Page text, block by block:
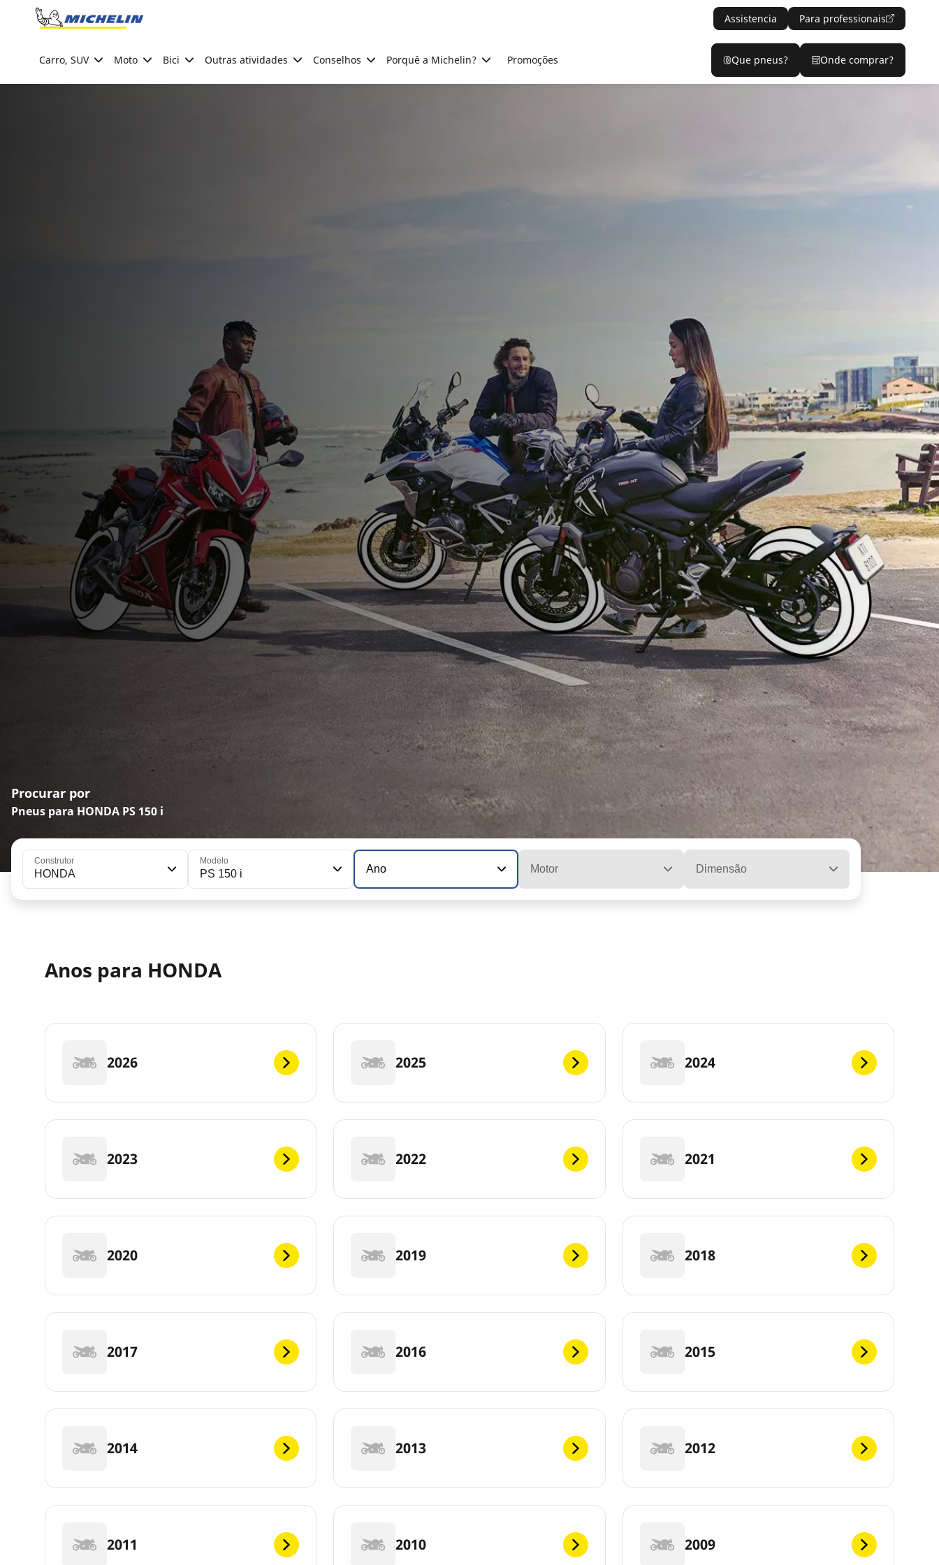
Go to page content
Assistencia Para professionais
Carro, SUV Moto Bici Outras atividades Conselhos Porquê a Michelin? Promoções Que pneus? Onde comprar?
Procurar por
Pneus para HONDA PS 150 i
Construtor
HONDA
Modelo
PS 150 i Ano Motor Dimensão
Anos para HONDA
2026 2025 2024
2023 2022 2021
2020 2019 2018
2017 2016 2015
2014 2013 2012
2011 2010 2009